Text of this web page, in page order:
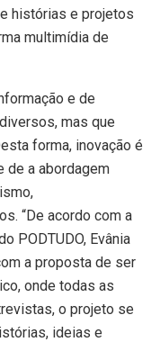
histórias e projetos
multimídia de
e de
mas que
forma, inovação é
de a abordagem
“De acordo com a
PODTUDO, Evânia
a proposta de ser
onde todas as
o projeto se
ideias e